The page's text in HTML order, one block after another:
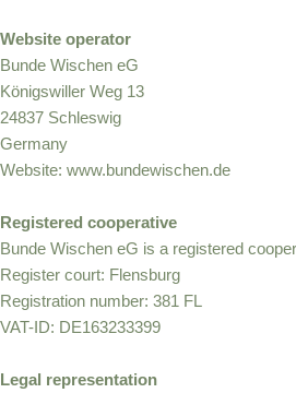
Website operator
Bunde Wischen eG
Königswiller Weg 13
24837 Schleswig
Germany
Website: www.bundewischen.de
Registered cooperative
Bunde Wischen eG is a registered
Register court: Flensburg
Registration number: 381 FL
VAT-ID: DE163233399
Legal representation